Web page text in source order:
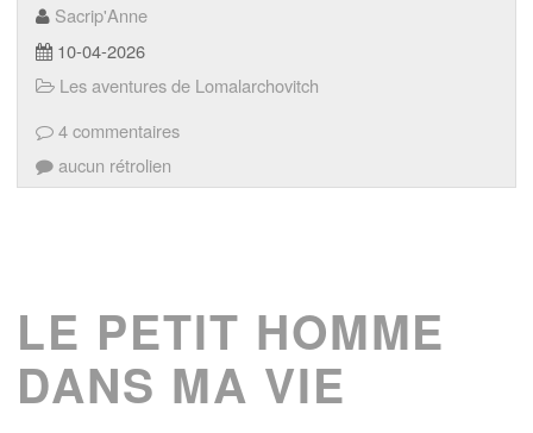
Sacrip'Anne
10-04-2026
Les aventures de Lomalarchovitch
4 commentaires
aucun rétrolien
LE PETIT HOMME
DANS MA VIE